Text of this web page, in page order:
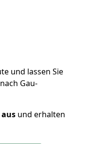
und lassen Sie
Gau-
und erhalten